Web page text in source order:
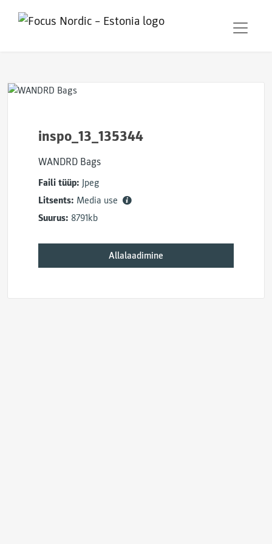
inspo_13_135344
WANDRD Bags
Faili tüüp: Jpeg
Litsents: Media use
Suurus: 8791kb
Allalaadimine